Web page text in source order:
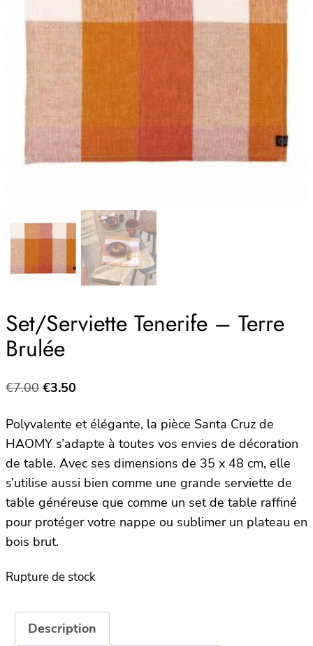
Set/Serviette Tenerife – Terre
Brulée
€7.00 Le
initial
était :
€7.00.
€3.50
actuel
est :
€3.50.
Polyvalente et élégante, la pièce Santa Cruz de
HAOMY s’adapte à toutes vos envies de décoration
de table. Avec ses dimensions de 35 x 48 cm, elle
s’utilise aussi bien comme une grande serviette de
table généreuse que comme un set de table raffiné
pour protéger votre nappe ou sublimer un plateau en
bois brut.
Rupture de stock
Description